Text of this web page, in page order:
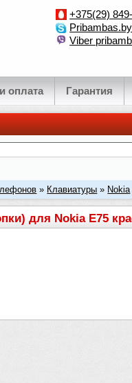
+375(29)
Pribambas.by
Viber
оплата Гарантия
» Клавиатуры » Nokia
для Nokia E75